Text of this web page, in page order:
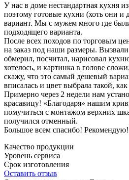
У нас в доме нестандартная кухня
поэтому готовые кухни (хоть они
вариант. Мы с мужем много где
подходящего варианта.
После всех походов по торговым
на заказ под наши размеры.
обмерил, посчитал, нарисовал
хотелось, и картинка в голове
скажу, что это самый дешевый
вписалась и цвет выбрала такой,
Примерно через 2 недели нам
красавицу! «Благодаря» нашим
помучиться с монтажом верхних
получился отменный.
Большое всем спасибо! Рекомендую!
Качество продукции
Уровень сервиса
Срок изготовления
Оставить отзыв